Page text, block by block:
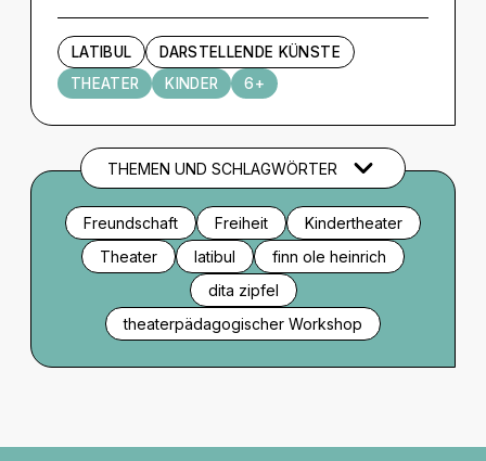
LATIBUL
DARSTELLENDE KÜNSTE
THEATER
KINDER 6+
THEMEN UND SCHLAGWÖRTER
Freundschaft Freiheit
Kindertheater
Theater
latibul
finn ole heinrich
dita zipfel
theaterpädagogischer Workshop